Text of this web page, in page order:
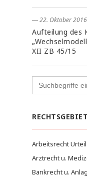
― 22. Oktober 2016
Aufteilung des
XII ZB 45/15
Search
for:
Arbeitsrecht
Arztrecht u.
Bankrecht u.